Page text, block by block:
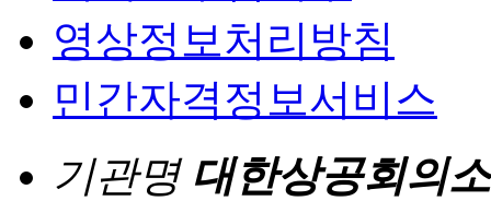
영상정보처리방침
민간자격정보서비스
기관명 대한상공회의소